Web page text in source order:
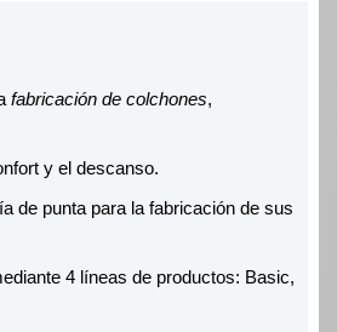
fabricación de colchones,
y el descanso.
de punta para la fabricación de sus
4 líneas de productos: Basic,